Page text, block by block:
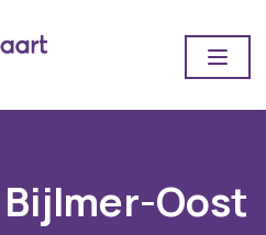
Oost